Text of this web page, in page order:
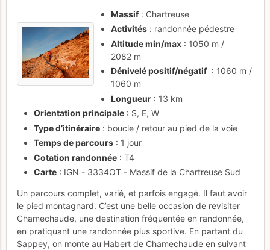
Massif: Chartreuse
Activités : randonnée pédestre
Altitude min/max : 1050 m /
2082 m
Dénivelé positif/négatif: 1060 m /
1060 m
Longueur : 13 km
Orientation principale : S, E, W
Type d’itinéraire : boucle / retour au pied de la voie
Temps de parcours : 1 jour
Cotation randonnée : T4
Carte : IGN - 3334OT - Massif de la Chartreuse Sud
Un parcours complet, varié, et parfois engagé. Il faut avoir
le pied montagnard. C’est une belle occasion de revisiter
Chamechaude, une destination fréquentée en randonnée,
en pratiquant une randonnée plus sportive. En partant du
Sappey, on monte au Habert de Chamechaude en suivant